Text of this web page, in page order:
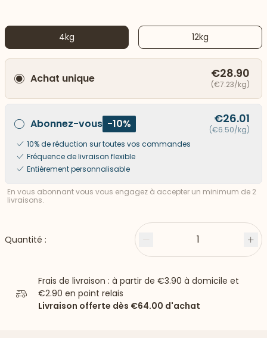
vers le bas
4kg 12kg
Achat unique €28.90
(€7.23/kg)
Abonnez-vous -10% €26.01
(€6.50/kg)
10% de réduction sur toutes vos commandes
Fréquence de livraison flexible
Entièrement personnalisable
En vous abonnant vous vous engagez à accepter un minimum de 2
livraisons.
Quantité : Moins 1
Frais de livraison : à partir de €3.90 à domicile et
€2.90 en point relais
Livraison offerte dès €64.00 d'achat